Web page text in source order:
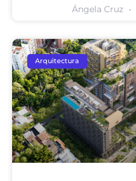
Ángela Cruz
Arquitectura